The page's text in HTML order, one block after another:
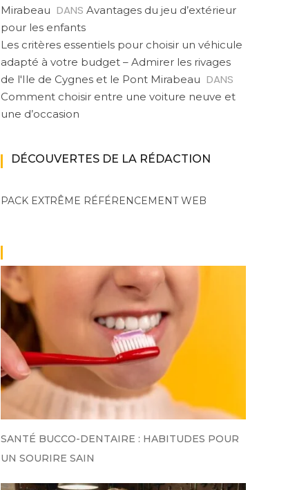
Mirabeau DANS Avantages du jeu d’extérieur
pour les enfants
Les critères essentiels pour choisir un véhicule
adapté à votre budget – Admirer les rivages
de l'Ile de Cygnes et le Pont Mirabeau DANS
Comment choisir entre une voiture neuve et
une d’occasion
DÉCOUVERTES DE LA RÉDACTION
PACK EXTRÊME RÉFÉRENCEMENT WEB
SANTÉ BUCCO-DENTAIRE : HABITUDES POUR
UN SOURIRE SAIN